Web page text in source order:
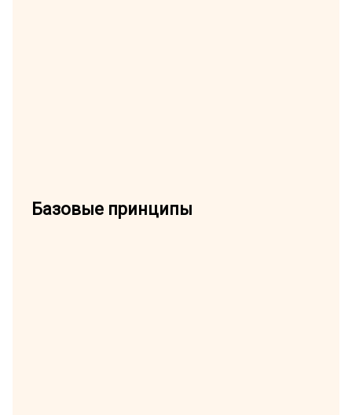
Базовые принципы